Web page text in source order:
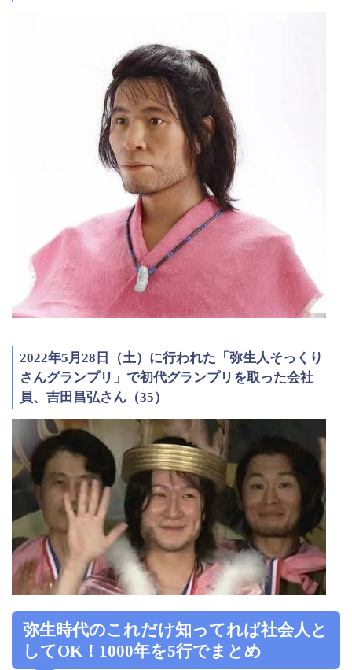
2022年5月28日（土）に行われた「弥生人そっくり
さんグランプリ」で初代グランプリを取った会社
員、吉田昌弘さん（35）
弥生時代のこれだけ知ってれば社会人と
してOK！1000年を5行でまとめ